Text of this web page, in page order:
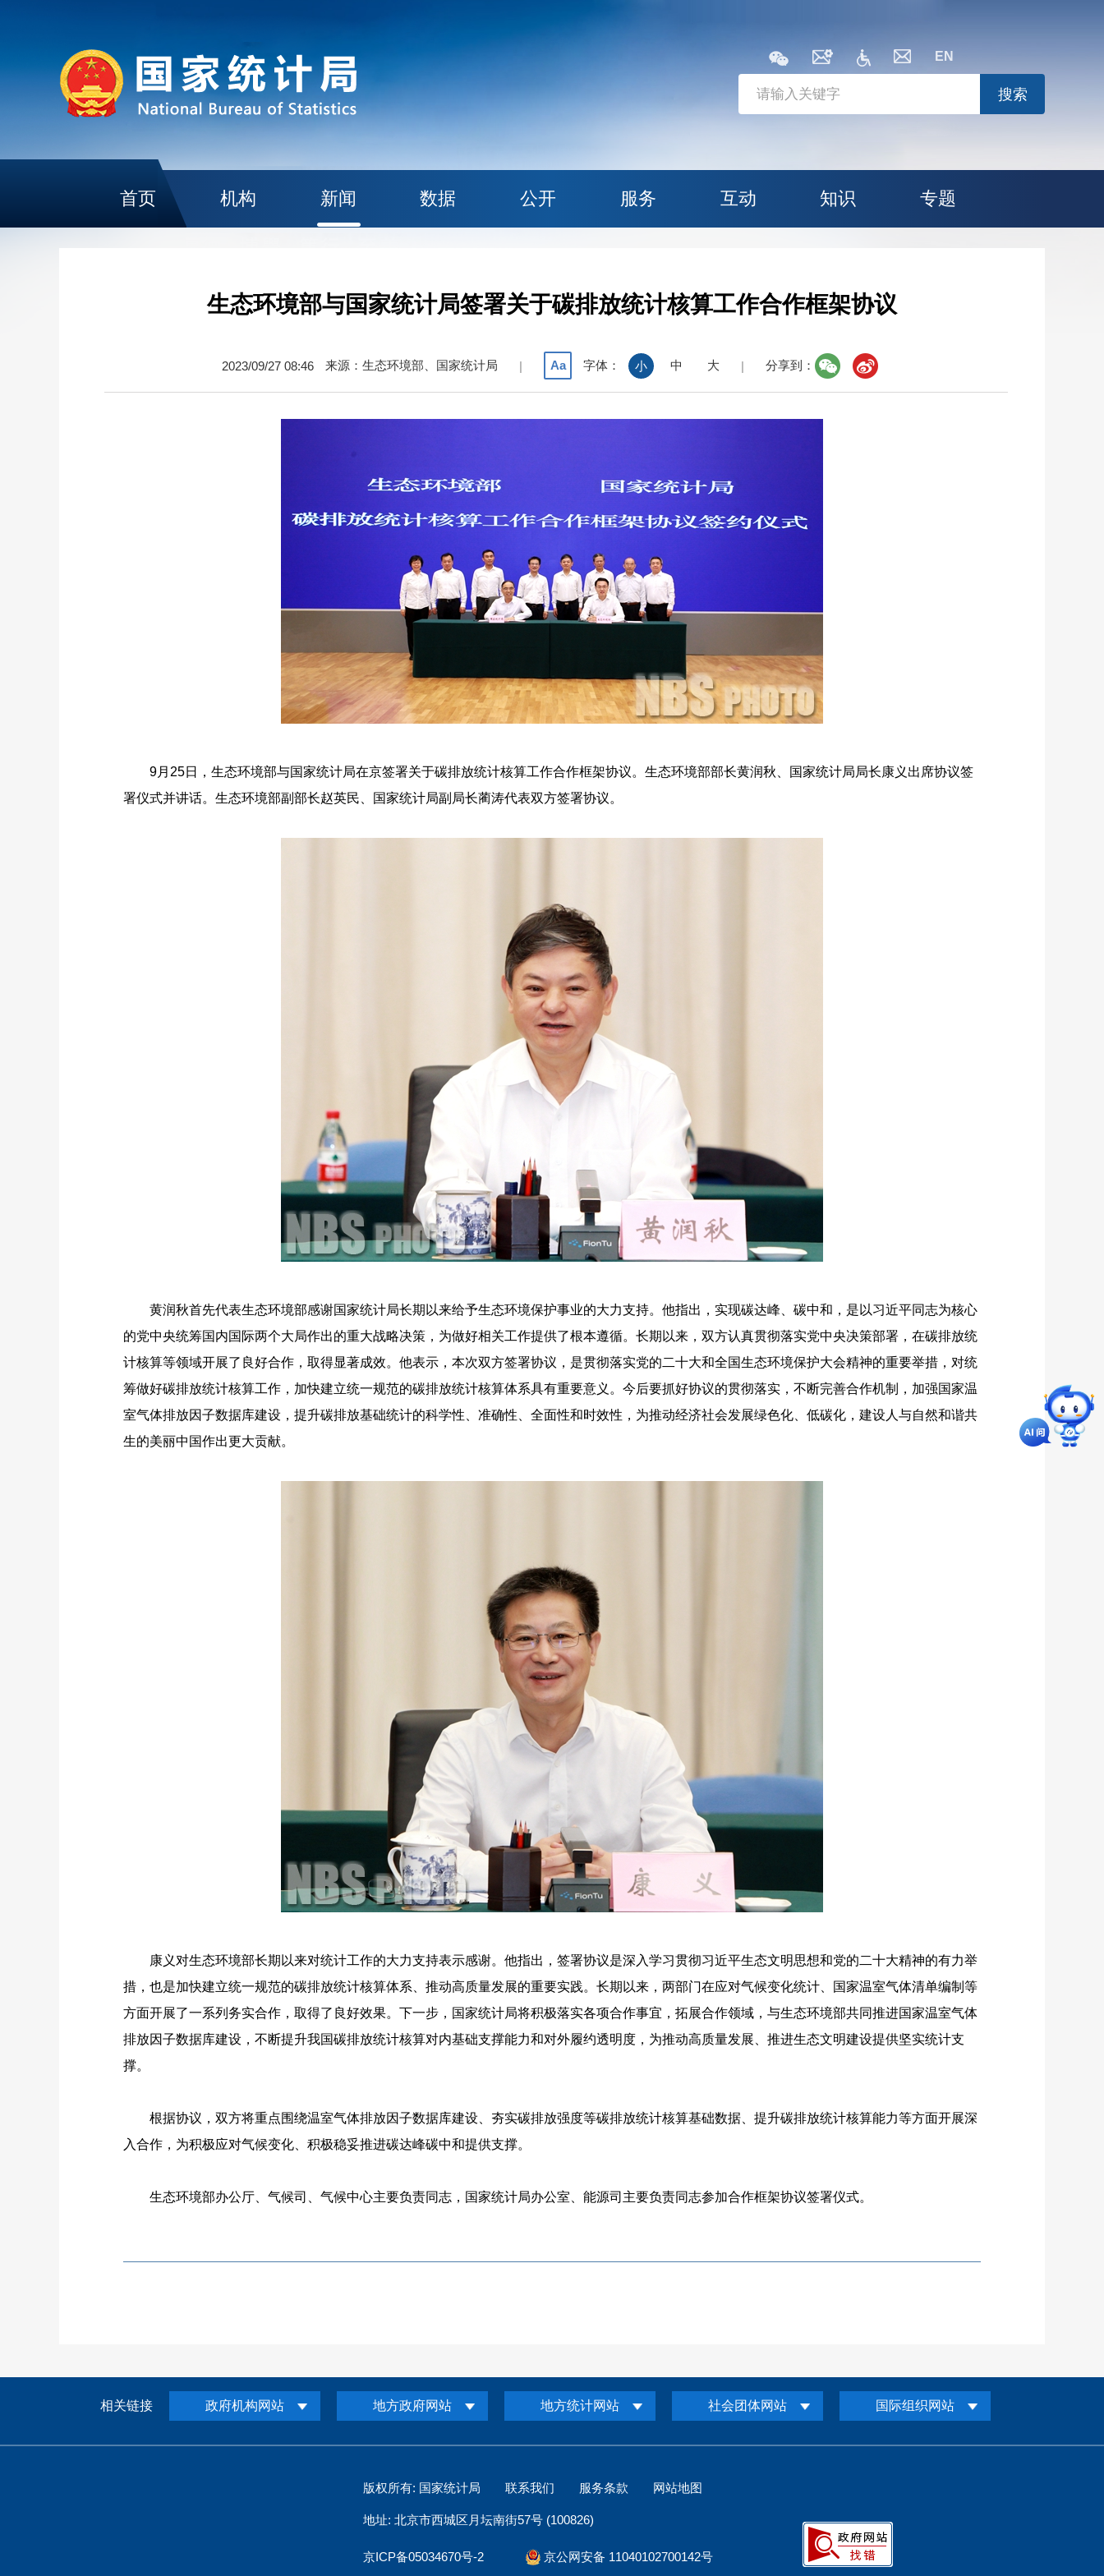
EN
搜索
首页 机构 新闻 数据 公开 服务 互动 知识 专题
生态环境部与国家统计局签署关于碳排放统计核算工作合作框架协议
2023/09/27 08:46 来源：生态环境部、国家统计局 | Aa 字体： 小 中 大 | 分享到：
9月 25日，生态环境部与国家统计局在京签署关于碳排放统计核算工作合作框架协议。生态环境部部长黄润秋、国家统计局局长康义出席协议签
署仪式并讲话。生态环境部副部长赵英民、国家统计局副局长蔺涛代表双方签署协议。
黄润秋首先代表生态环境部感谢国家统计局长期以来给予生态环境保护事业的大力支持。他指出，实现碳达峰、碳中和，是以习近平同志为核心
的党中央统筹国内国际两个大局作出的重大战略决策，为做好相关工作提供了根本遵循。长期以来，双方认真贯彻落实党中央决策部署，在碳排放统
计核算等领域开展了良好合作，取得显著成效。他表示，本次双方签署协议，是贯彻落实党的二十大和全国生态环境保护大会精神的重要举措，对统
筹做好碳排放统计核算工作，加快建立统一规范的碳排放统计核算体系具有重要意义。今后要抓好协议的贯彻落实，不断完善合作机制，加强国家温
室气体排放因子数据库建设，提升碳排放基础统计的科学性、准确性、全面性和时效性，为推动经济社会发展绿色化、低碳化，建设人与自然和谐共
生的美丽中国作出更大贡献。
康义对生态环境部长期以来对统计工作的大力支持表示感谢。他指出，签署协议是深入学习贯彻习近平生态文明思想和党的二十大精神的有力举
措，也是加快建立统一规范的碳排放统计核算体系、推动高质量发展的重要实践。长期以来，两部门在应对气候变化统计、国家温室气体清单编制等
方面开展了一系列务实合作，取得了良好效果。下一步，国家统计局将积极落实各项合作事宜，拓展合作领域，与生态环境部共同推进国家温室气体
排放因子数据库建设，不断提升我国碳排放统计核算对内基础支撑能力和对外履约透明度，为推动高质量发展、推进生态文明建设提供坚实统计支
撑。
根据协议，双方将重点围绕温室气体排放因子数据库建设、夯实碳排放强度等碳排放统计核算基础数据、提升碳排放统计核算能力等方面开展深
入合作，为积极应对气候变化、积极稳妥推进碳达峰碳中和提供支撑。
生态环境部办公厅、气候司、气候中心主要负责同志，国家统计局办公室、能源司主要负责同志参加合作框架协议签署仪式。
相关链接 政府机构网站 地方政府网站 地方统计网站 社会团体网站 国际组织网站
版权所有: 国家统计局 联系我们 服务条款 网站地图
地址: 北京市西城区月坛南街57号 (100826)
京ICP备05034670号-2 京公网安备 11040102700142号